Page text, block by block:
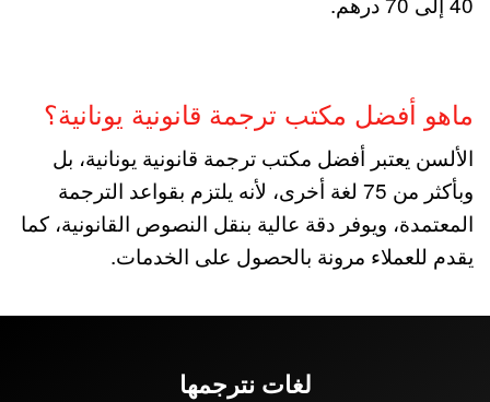
ماهو أفضل مكتب ترجمة قانونية يونانية؟
الألسن يعتبر أفضل مكتب ترجمة قانونية يونانية، بل
وبأكثر من 75 لغة أخرى، لأنه يلتزم بقواعد الترجمة
المعتمدة، ويوفر دقة عالية بنقل النصوص القانونية، كما
يقدم للعملاء مرونة بالحصول على الخدمات.
لغات نترجمها